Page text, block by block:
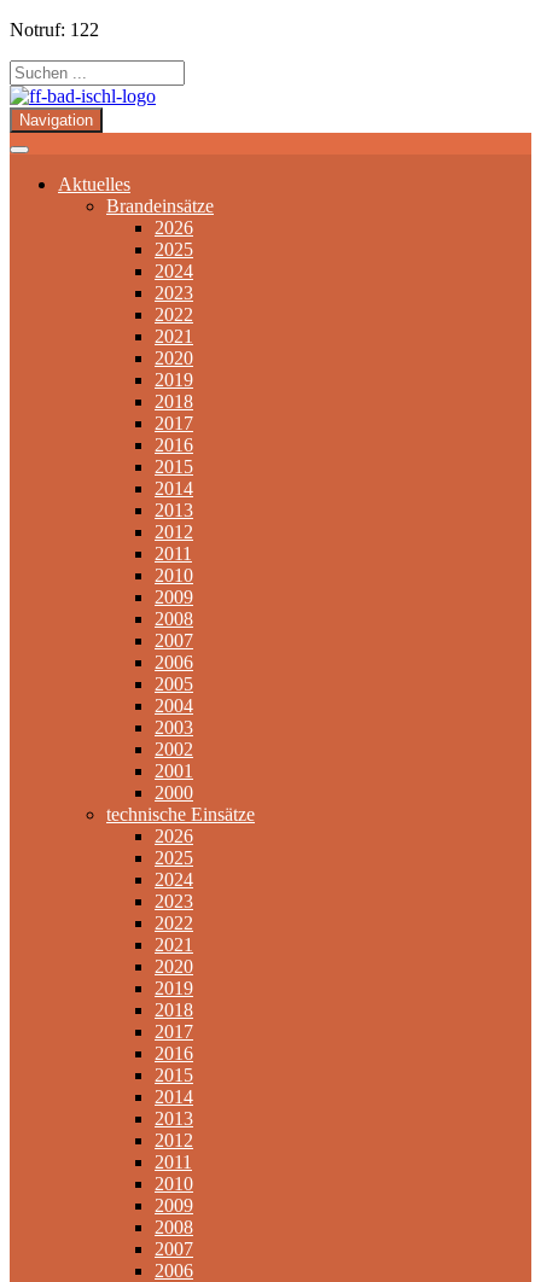
Notruf: 122
Navigation
Aktuelles
Brandeinsätze
2026
2025
2024
2023
2022
2021
2020
2019
2018
2017
2016
2015
2014
2013
2012
2011
2010
2009
2008
2007
2006
2005
2004
2003
2002
2001
2000
technische Einsätze
2026
2025
2024
2023
2022
2021
2020
2019
2018
2017
2016
2015
2014
2013
2012
2011
2010
2009
2008
2007
2006